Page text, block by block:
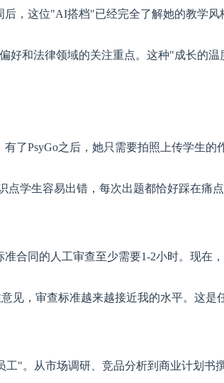
，这位"AI搭档"已经完全了解她的教学
好和法律领域的关注重点。这种"成长的
了PsyGo之后，她只需要拍照上传学生
学生容易出错，每次出题都恰好踩在痛
合同的人工审查至少需要1-2小时。现在
见，审查标准越来越接近我的水平。这是
"。从市场调研、竞品分析到商业计划